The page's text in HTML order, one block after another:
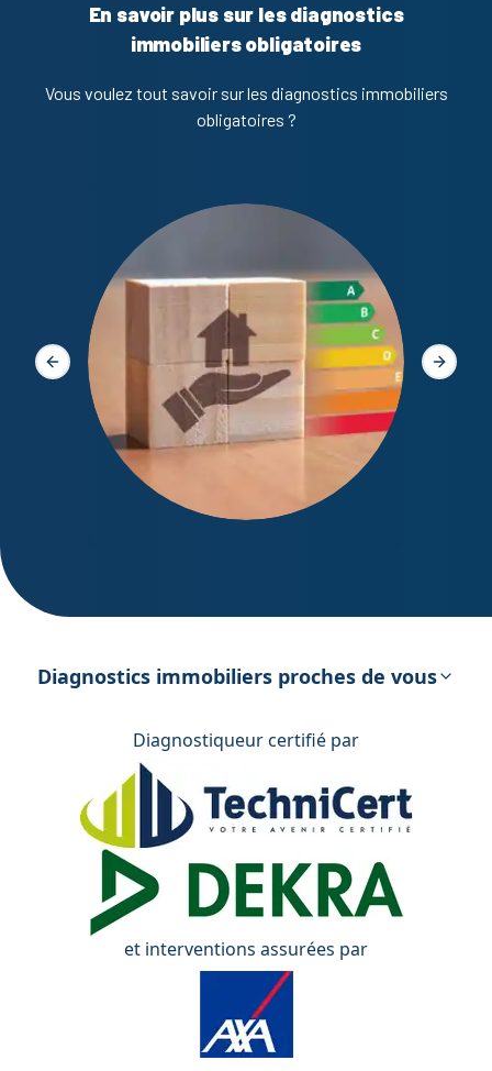
En savoir plus sur les diagnostics
immobiliers obligatoires
Vous voulez tout savoir sur les diagnostics immobiliers
obligatoires ?
énergétique
Slide précédente Slide
Diagnostics immobiliers proches de vous
Diagnostiqueur certifié par
et interventions assurées par